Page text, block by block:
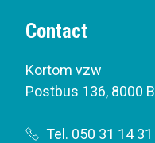
Contact
Kortom vzw
Postbus 136, 8000
Tel. 050 31 14 31